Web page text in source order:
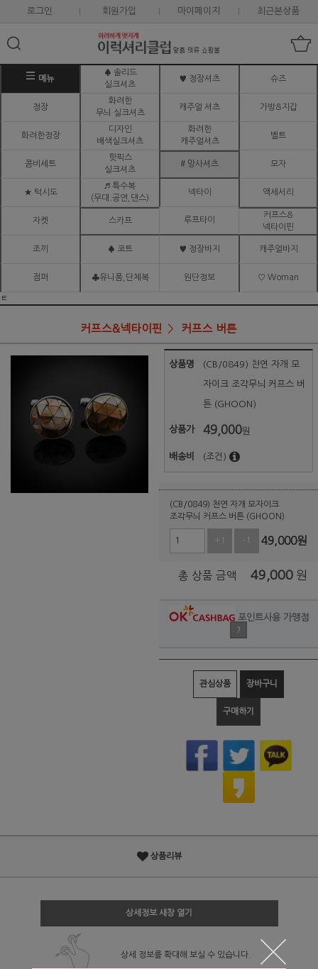
로그인 회원가입 마이페이지 최근본상품
메뉴
♠ 솔리드
실크셔츠
♥ 정장셔츠 슈즈
정장
화려한
무늬 실크셔츠
캐주얼 셔츠 가방&지갑
화려한정장
디자인
배색실크셔츠
화려한
캐주얼셔츠
벨트
콤비세트
핫픽스
실크셔츠
# 망사셔츠 모자
★ 턱시도
♬ 특수복
(무대.공연,댄스)
넥타이 액세서리
자켓 스카프 루프타이
커프스&
넥타이핀
조끼 ♠ 코트 ♥ 정장바지 캐주얼바지
점퍼 ♣유니폼,단체복 원단정보 ♡ Woman
ㅌ
커프스&넥타이핀 커프스 버튼
상품명 (CB/0849) 천연 자개 모
자이크 조각무늬 커프스 버
튼 (GHOON)
상품가 49,000원
배송비 (조건)
(CB/0849) 천연 자개 모자이크
조각무늬 커프스 버튼 (GHOON)
+1 -1 49,000원
총 상품 금액 49,000 원
포인트사용 가맹점
?
관심상품 장바구니
구매하기
상품리뷰
상세정보 새창 열기
상세 정보를 확대해 보실 수 있습니다.